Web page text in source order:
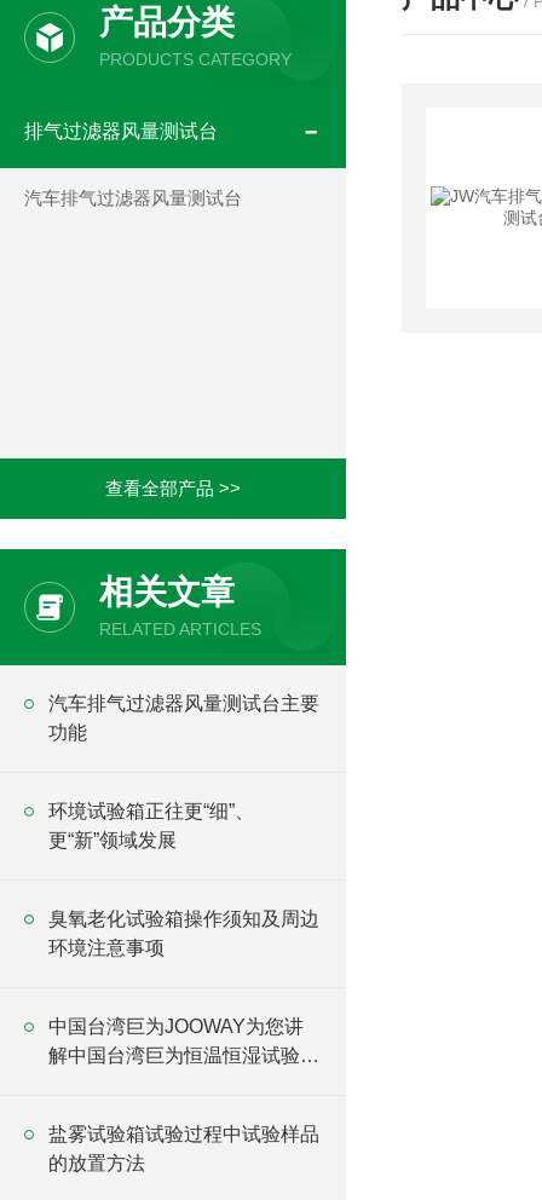
产品分类
PRODUCTS CATEGORY
排气过滤器风量测试台
汽车排气过滤器风量测试台
查看全部产品 >>
相关文章
RELATED ARTICLES
汽车排气过滤器风量测试台主要
功能
环境试验箱正往更“细”、
更“新”领域发展
臭氧老化试验箱操作须知及周边
环境注意事项
中国台湾巨为JOOWAY为您讲
解中国台湾巨为恒温恒湿试验箱
盐雾试验箱试验过程中试验样品
的放置方法